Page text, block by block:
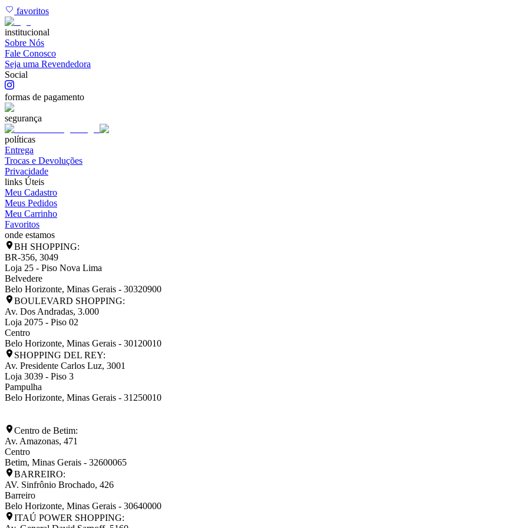
favoritos
institucional
Sobre Nós
Fale Conosco
Seja uma Revendedora
Social
formas de pagamento
segurança
políticas
Entrega
Trocas e Devoluções
Privacidade
links Úteis
Meu Cadastro
Meus Pedidos
Meu Carrinho
Favoritos
onde estamos
BH SHOPPING:
BR-356, 3049
Loja 25 - Piso Nova Lima
Belvedere
Belo Horizonte, Minas Gerais - 30320900
BOULEVARD SHOPPING:
Av. Dos Andradas, 3.000
Loja 2075 - Piso 02
Centro
Belo Horizonte, Minas Gerais - 30120010
SHOPPING DEL REY:
Av. Presidente Carlos Luz, 3001
Loja 3039 - Piso 3
Pampulha
Belo Horizonte, Minas Gerais - 31250010
Centro de Betim:
Av. Amazonas, 471
Centro
Betim, Minas Gerais - 32600065
BARREIRO:
AV. Sinfrônio Brochado, 426
Barreiro
Belo Horizonte, Minas Gerais - 30640000
ITAÚ POWER SHOPPING: